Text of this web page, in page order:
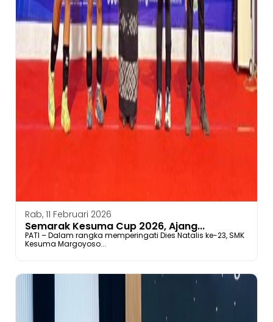
Rab, 11 Februari 2026
Semarak Kesuma Cup 2026, Ajang...
PATI – Dalam rangka memperingati Dies Natalis ke-23, SMK
Kesuma Margoyoso...